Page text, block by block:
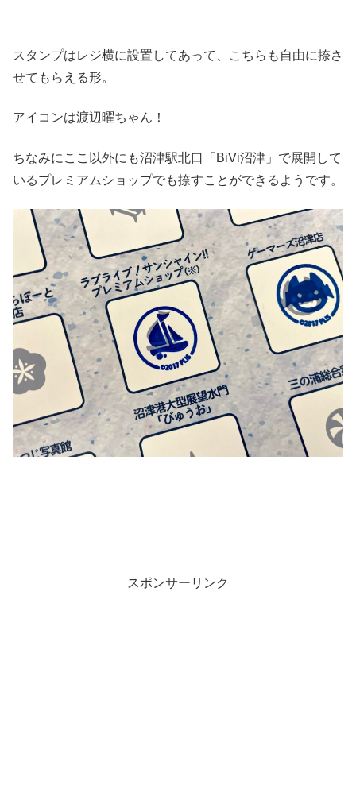
スタンプはレジ横に設置してあって、こちらも自由に捺さ
せてもらえる形。
アイコンは渡辺曜ちゃん！
ちなみにここ以外にも沼津駅北口「BiVi沼津」で展開して
いるプレミアムショップでも捺すことができるようです。
スポンサーリンク